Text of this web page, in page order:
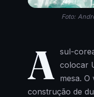
Foto:
A sul-
colocar
mesa. O
construção de